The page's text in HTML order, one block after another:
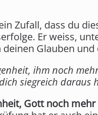
Zufall, dass du
Er weiss,
Glauben
ihm noch
siegreich daraus
Gott noch